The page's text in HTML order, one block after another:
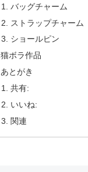
バッグチャーム
ストラップチャーム
ショールピン
猫ボラ作品
あとがき
共有:
いいね:
関連